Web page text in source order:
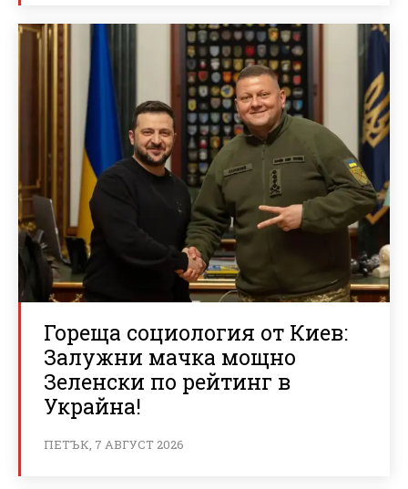
Гореща социология от Киев:
Залужни мачка мощно
Зеленски по рейтинг в
Украйна!
ПЕТЪК, 7 АВГУСТ 2026